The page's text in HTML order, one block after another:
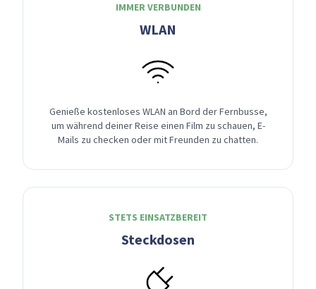
IMMER VERBUNDEN
WLAN
Genieße kostenloses WLAN an Bord der Fernbusse,
um während deiner Reise einen Film zu schauen, E-
Mails zu checken oder mit Freunden zu chatten.
STETS EINSATZBEREIT
Steckdosen